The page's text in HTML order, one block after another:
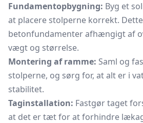
Fundamentopbygning: Byg et
at placere stolperne korrekt.
betonfundamenter afhængigt af
vægt og størrelse.
Montering af ramme: Saml og
stolperne, og sørg for, at alt er i
stabilitet.
Taginstallation: Fastgør taget
at det er tæt for at forhindre